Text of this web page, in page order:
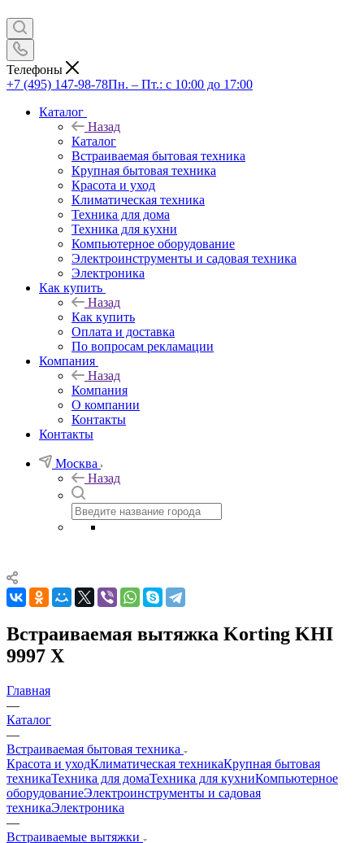
Телефоны
+7 (495) 147-98-78Пн. – Пт.: с 10:00 до 17:00
Каталог
Назад
Каталог
Встраиваемая бытовая техника
Крупная бытовая техника
Красота и уход
Климатическая техника
Техника для дома
Техника для кухни
Компьютерное оборудование
Электроинструменты и садовая техника
Электроника
Как купить
Назад
Как купить
Оплата и доставка
По вопросам рекламации
Компания
Назад
Компания
О компании
Контакты
Контакты
Москва
Назад
Встраиваемая вытяжка Korting KHI
9997 X
Главная
—
Каталог
—
Встраиваемая бытовая техника
Красота и уходКлиматическая техникаКрупная бытовая
техникаТехника для домаТехника для кухниКомпьютерное
оборудованиеЭлектроинструменты и садовая
техникаЭлектроника
—
Встраиваемые вытяжки